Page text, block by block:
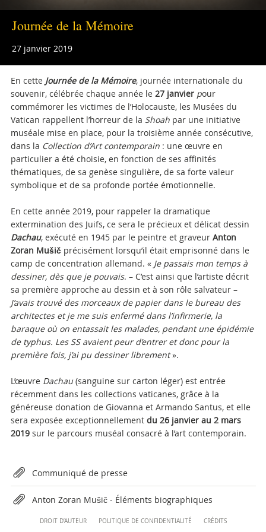
Journée de la Mémoire
27 janvier 2019
En cette Journée de la Mémoire, journée internationale du
souvenir, célébrée chaque année le 27 janvier pour
commémorer les victimes de l’Holocauste, les Musées du
Vatican rappellent l’horreur de la Shoahpar une initiative
muséale mise en place, pour la troisième année consécutive,
dans la Collection d’Art contemporain: une œuvre en
particulier a été choisie, en fonction de ses affinités
thématiques, de sa genèse singulière, de sa forte valeur
symbolique et de sa profonde portée émotionnelle.
En cette année 2019, pour rappeler la dramatique
extermination des Juifs, ce sera le précieux et délicat dessin
Dachau, exécuté en 1945 par le peintre et graveur Anton
Zoran Mušič précisément lorsqu’il était emprisonné dans le
camp de concentration allemand. « Je passais mon temps à
dessiner, dès que je pouvais. – C’est ainsi que l’artiste décrit
sa première approche au dessin et à son rôle salvateur –
J’avais trouvé des morceaux de papier dans le bureau des
architectes et je me suis enfermé dans l’infirmerie, la
baraque où on entassait les malades, pendant une épidémie
de typhus. Les SS avaient peur d’entrer et donc pour la
première fois, j’ai pu dessiner librement».
L’œuvre Dachau(sanguine sur carton léger) est entrée
récemment dans les collections vaticanes, grâce à la
généreuse donation de Giovanna et Armando Santus, et elle
sera exposée exceptionnellement du 26 janvier au 2 mars
2019sur le parcours muséal consacré à l’art contemporain.
Attachments
Communiqué de presse
Anton Zoran Mušič - Éléments biographiques
ContentDROIT D’AUTEUR POLITIQUE DE CONFIDENTIALITÉ CRÉDITS